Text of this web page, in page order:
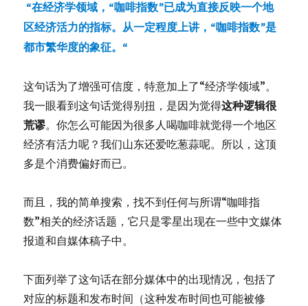
“在经济学领域，“咖啡指数”已成为直接反映一个地
区经济活力的指标。从一定程度上讲，“咖啡指数”是
都市繁华度的象征。“
这句话为了增强可信度，特意加上了“经济学领域”。
我一眼看到这句话觉得别扭，是因为觉得这种逻辑很
荒谬。你怎么可能因为很多人喝咖啡就觉得一个地区
经济有活力呢？我们山东还爱吃葱蒜呢。所以，这顶
多是个消费偏好而已。
而且，我的简单搜索，找不到任何与所谓“咖啡指
数”相关的经济话题，它只是零星出现在一些中文媒体
报道和自媒体稿子中。
下面列举了这句话在部分媒体中的出现情况，包括了
对应的标题和发布时间（这种发布时间也可能被修